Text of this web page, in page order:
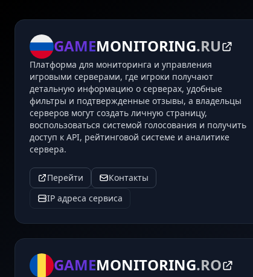
GAMEMONITORING.RU
Платформа для мониторинга и управления
игровыми серверами, где игроки получают
детальную информацию о серверах, удобные
фильтры и подтвержденные отзывы, а владельцы
серверов могут создать личную страницу,
воспользоваться системой голосования и получить
доступ к API, рейтинговой системе и аналитике
сервера.
Перейти
Контакты
IP адреса сервиса
GAMEMONITORING.RO